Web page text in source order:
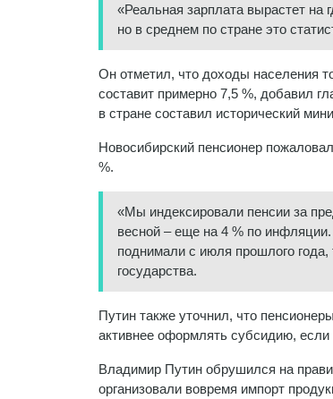
«Реальная зарплата вырастет на
но в среднем по стране это
Он отметил, что доходы населения
составит примерно 7,5 %, добавил
в стране составил исторический
Новосибирский пенсионер
%.
«Мы индексировали пенсии за
весной – еще на 4 % по
поднимали с июля прошлого
государства.
Путин также уточнил, что
активнее оформлять субсидию,
Владимир Путин обрушился на
организовали вовремя импорт